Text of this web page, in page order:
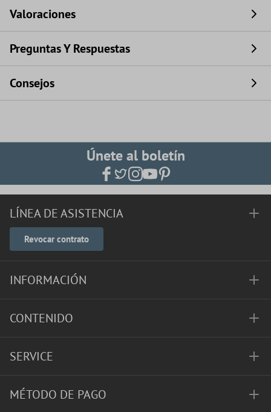
Valoraciones
Preguntas Y Respuestas
Consejos
Únete al boletín
LÍNEA DE ASISTENCIA
Revocar contrato
INFORMACIÓN
CONTENIDO
SERVICE
MÉTODO DE PAGO